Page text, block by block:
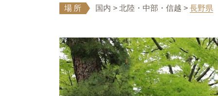
場所 国内 > 北陸・中部・信越 >長野県